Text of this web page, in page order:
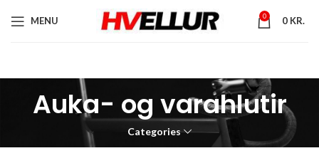
MENU 0 0 KR.
Auka- og varahlutir
Categories